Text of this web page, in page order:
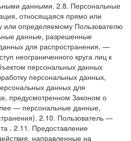
данными. 2.8. Персональные
относящаяся прямо или
или определяемому Пользователю
данные, разрешенные
для распространения, —
неограниченного круга лиц к
персональных данных
персональных данных,
данных для
предусмотренном Законом о
— персональные данные,
2.10. Пользователь —
. 2.11. Предоставление
направленные на